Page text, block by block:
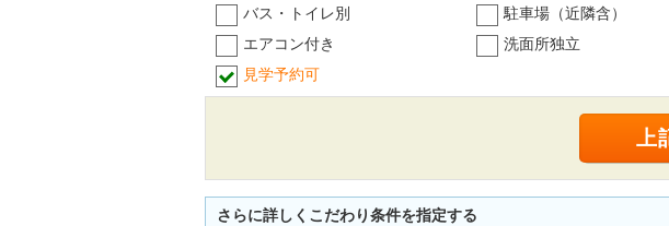
バス・トイレ別 駐車場（近隣含）
エアコン付き
洗面所独立
見学予約可
さらに詳しくこだわり条件を指定する